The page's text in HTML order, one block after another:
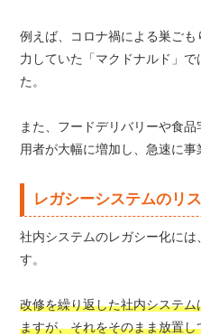
例えば、コロナ禍による巣ご
力していた「マクドナルド」
た。
また、フードデリバリーや食
用者が大幅に増加し、急速に事
レガシーシステムのリ
社内システムのレガシー化に
す。
改修を繰り返した社内システ
ますが、それをそのまま放置